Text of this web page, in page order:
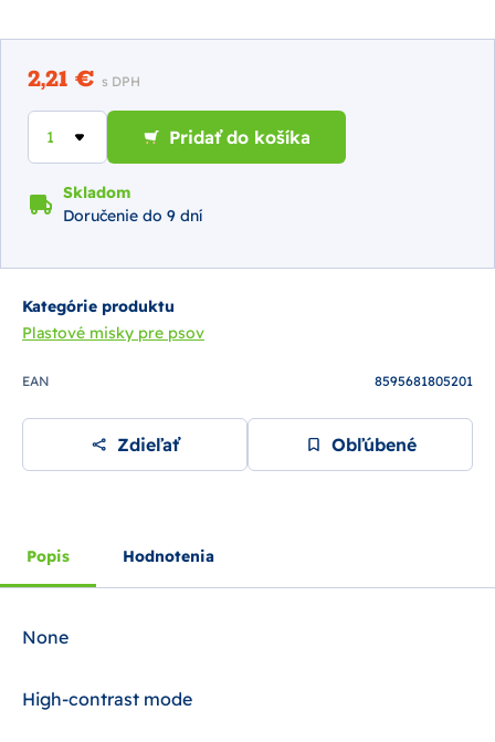
2,21 € s DPH
Pridať do košíka
Skladom
Doručenie do 9 dní
Kategórie produktu
Plastové misky pre psov
EAN 8595681805201
Zdieľať Obľúbené
Popis Hodnotenia
None
High-contrast mode